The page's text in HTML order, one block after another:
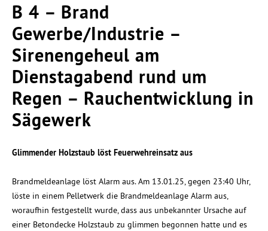
B 4 – Brand
Gewerbe/Industrie –
Sirenengeheul am
Dienstagabend rund um
Regen – Rauchentwicklung in
Sägewerk
Glimmender Holzstaub löst Feuerwehreinsatz aus
Brandmeldeanlage löst Alarm aus. Am 13.01.25, gegen 23:40 Uhr,
löste in einem Pelletwerk die Brandmeldeanlage Alarm aus,
woraufhin festgestellt wurde, dass aus unbekannter Ursache auf
einer Betondecke Holzstaub zu glimmen begonnen hatte und es